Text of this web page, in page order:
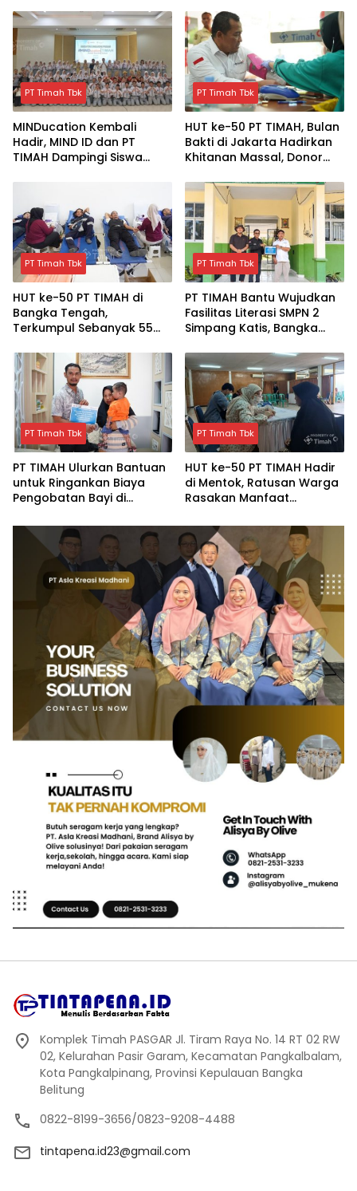
PT Timah Tbk
MINDucation Kembali
Hadir, MIND ID dan PT
TIMAH Dampingi Siswa
Impian
PT Timah Tbk
HUT ke-50 PT TIMAH, Bulan
Bakti di Jakarta Hadirkan
Khitanan Massal, Donor
Kesehatan Gratis
PT Timah Tbk
HUT ke-50 PT TIMAH di
Bangka Tengah,
Terkumpul Sebanyak 55
PT Timah Tbk
PT TIMAH Bantu Wujudkan
Fasilitas Literasi SMPN 2
Simpang Katis, Bangka
PT Timah Tbk
PT TIMAH Ulurkan Bantuan
untuk Ringankan Biaya
Pengobatan Bayi di
PT Timah Tbk
HUT ke-50 PT TIMAH Hadir
di Mentok, Ratusan Warga
Rasakan Manfaat
Gratis
Komplek Timah PASGAR Jl. Tiram Raya No. 14 RT 02 RW
02, Kelurahan Pasir Garam, Kecamatan Pangkalbalam,
Kota Pangkalpinang, Provinsi Kepulauan Bangka
Belitung
0822-8199-3656/0823-9208-4488
tintapena.id23@gmail.com